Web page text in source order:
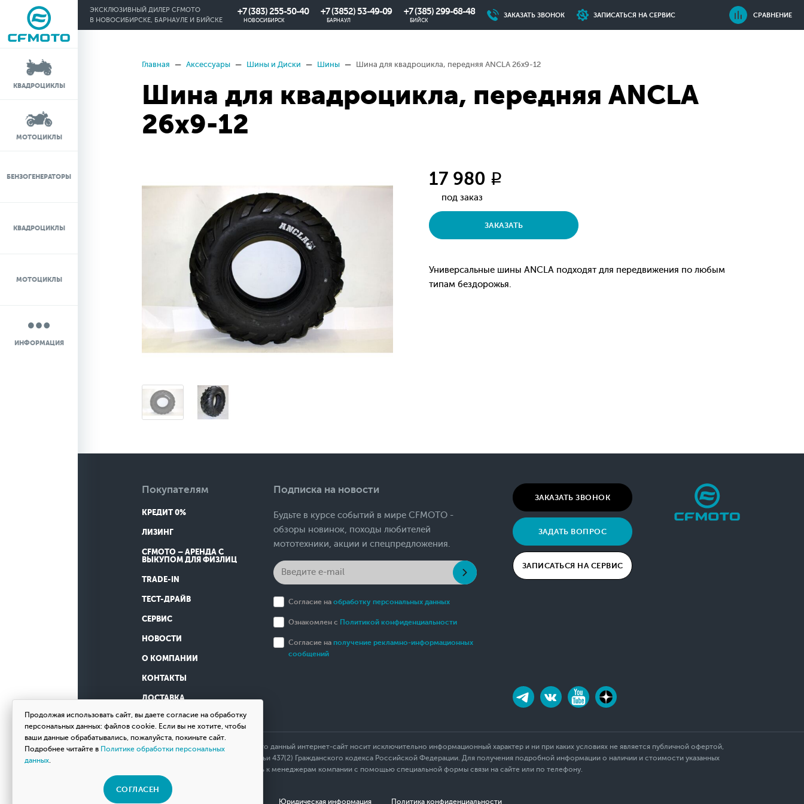
Продолжая использовать сайт, вы даете согласие на обработку
персональных данных: файлов cookie. Если вы не хотите, чтобы
ваши данные обрабатывались, пожалуйста, покиньте сайт.
Подробнее читайте в Политике обработки персональных
данных.
СОГЛАСЕН
ЭКСКЛЮЗИВНЫЙ ДИЛЕР CFMOTO
В НОВОСИБИРСКЕ, БАРНАУЛЕ И БИЙСКЕ
+7 (383) 255-50-40
НОВОСИБИРСК
+7 (3852) 53-49-09
БАРНАУЛ
+7 (385) 299-68-48
БИЙСК
ЗАКАЗАТЬ ЗВОНОК ЗАПИСАТЬСЯ НА СЕРВИС СРАВНЕНИЕ
КВАДРОЦИКЛЫ
МОТОЦИКЛЫ
БЕНЗОГЕНЕРАТОРЫ
КВАДРОЦИКЛЫ
МОТОЦИКЛЫ
ИНФОРМАЦИЯ
0%
IN
Главная Аксессуары Шины и Диски Шины Шина для квадроцикла, передняя ANCLA 26х9-12
Шина для квадроцикла, передняя ANCLA
26х9-12
17 980 q
под заказ
ЗАКАЗАТЬ
Универсальные шины ANCLA подходят для передвижения по любым
типам бездорожья.
Покупателям
КРЕДИТ 0%
ЛИЗИНГ
CFMOTO – АРЕНДА С
ВЫКУПОМ ДЛЯ ФИЗЛИЦ
TRADE-IN
ТЕСТ-ДРАЙВ
СЕРВИС
НОВОСТИ
О КОМПАНИИ
КОНТАКТЫ
ДОСТАВКА
Подписка на новости
Будьте в курсе событий в мире CFMOTO -
обзоры новинок, походы любителей
мототехники, акции и спецпредложения.
Согласие на обработку персональных данных
Ознакомлен с Политикой конфиденциальности
Согласие на получение рекламно-информационных
сообщений
ЗАКАЗАТЬ ЗВОНОК
ЗАДАТЬ ВОПРОС
ЗАПИСАТЬСЯ НА СЕРВИС
Обращаем ваше внимание на то, что данный интернет-сайт носит исключительно информационный характер и ни при каких условиях не является публичной офертой,
определяемой положениями Статьи 437(2) Гражданского кодекса Российской Федерации. Для получения подробной информации о наличии и стоимости указанных
товаров, пожалуйста, обращайтесь к менеджерам компании с помощью специальной формы связи на сайте или по телефону.
© 2026 Мотосалон «ВНЕ ДОРОГ» Юридическая информация Политика конфиденциальности